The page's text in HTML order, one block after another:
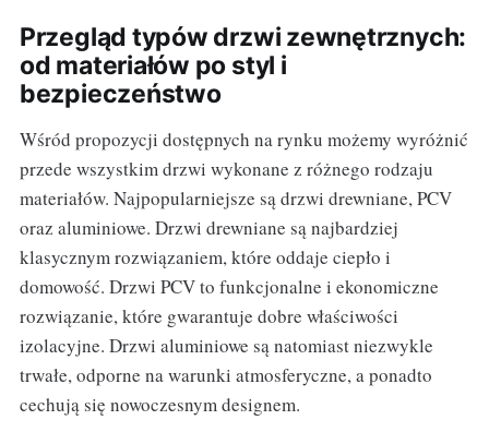
Przegląd typów drzwi zewnętrznych:
od materiałów po styl i
bezpieczeństwo
Wśród propozycji dostępnych na rynku możemy wyróżnić
przede wszystkim drzwi wykonane z różnego rodzaju
materiałów. Najpopularniejsze są drzwi drewniane, PCV
oraz aluminiowe. Drzwi drewniane są najbardziej
klasycznym rozwiązaniem, które oddaje ciepło i
domowość. Drzwi PCV to funkcjonalne i ekonomiczne
rozwiązanie, które gwarantuje dobre właściwości
izolacyjne. Drzwi aluminiowe są natomiast niezwykle
trwałe, odporne na warunki atmosferyczne, a ponadto
cechują się nowoczesnym designem.